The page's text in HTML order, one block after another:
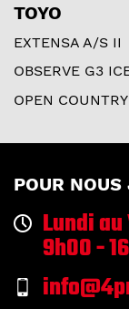
TOYO
EXTENSA A/S II
OBSERVE G3
OPEN
POUR NOUS
Lundi
9h00 -